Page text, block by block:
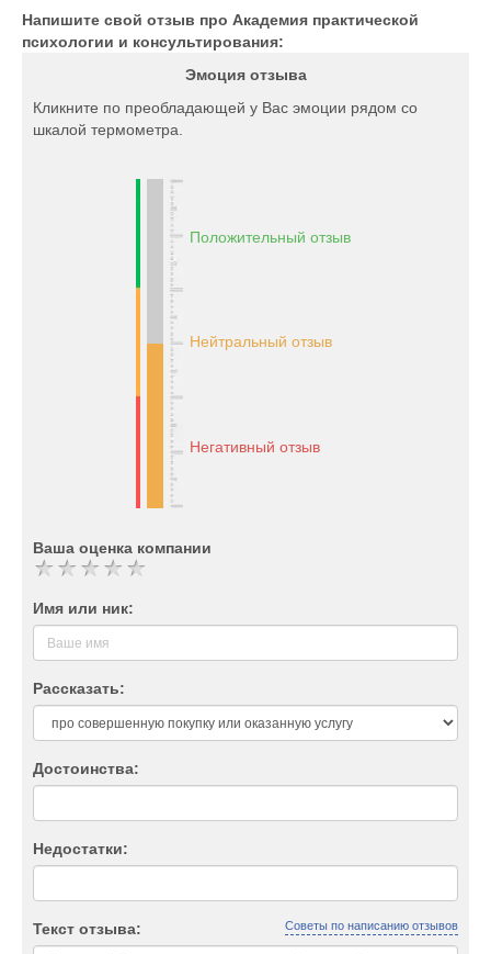
Напишите свой отзыв про Академия практической
психологии и консультирования:
Эмоция отзыва
Кликните по преобладающей у Вас эмоции рядом со
шкалой термометра.
Положительный отзыв
Нейтральный отзыв
Негативный отзыв
Ваша оценка компании
Имя или ник:
Рассказать:
Достоинства:
Недостатки:
Текст отзыва: Советы по написанию отзывов